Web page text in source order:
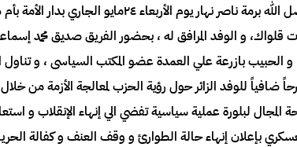
التقي رئيس حزب الأمة القومي المكلف، اللواء فضل
و الوفد المرافق له ، بحضور الفريق صديق محمد
الحبيب بازرعة علي العمدة عضو المكتب السياسى ، و
للوفد الزائر حول رؤية الحزب لمعالجة الأزمة من
المجال لبلورة عملية سياسية تفضي الي إنهاء الإنقلاب و
بإعلان إنهاء حالة الطوارئ و وقف العنف و كفالة